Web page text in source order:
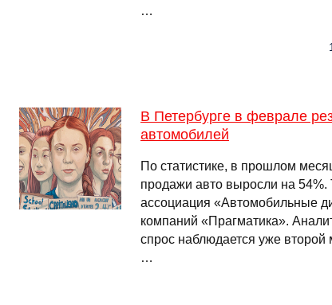
…
В Петербурге в феврале
автомобилей
По статистике, в прошлом
продажи авто выросли на
ассоциация «Автомобильные
компаний «Прагматика».
спрос наблюдается уже
…